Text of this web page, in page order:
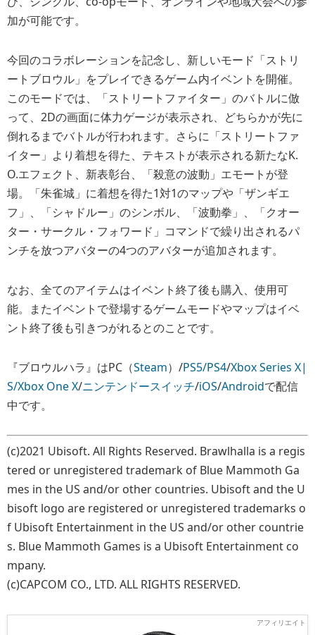
加が可能です。
今回のコラボレーションを記念し、新しいモード「ストリ
ートブロウル」をプレイできるゲーム内イベントを開催。
このモードでは、「ストリートファイター」のバトルに倣
って、2Dの画面に体力ゲージが表示され、どちらかが先に
倒れるまでバトルが行われます。さらに「ストリートファ
イター」より着想を得た、テキストが表示される新たなK.
O.エフェクト、新表彰台、「殺意の波動」エモートが登
場。「朱雀城」に着想を得た1対1のマップや「ザンギエ
フ」、「シャドルー」のシンボル、「波動拳」、「クオー
ター・サークル・フォワード」コマンドで繰り出されるパ
ンチを放つアバターの4つのアバターが追加されます。
なお、全てのアイテムはイベント終了後も購入、使用可
能。またイベントで登場するゲームモードやマップはイベ
ント終了後も引きつがれるとのことです。
『ブロウルハラ』はPC（Steam）/PS5/PS4/Xbox Series X|
S/Xbox One X/ニンテンドースイッチ/iOS/Androidで配信
中です。
(c)2021 Ubisoft. All Rights Reserved. Brawlhalla is a regis
tered or unregistered trademark of Blue Mammoth Ga
mes in the US and/or other countries. Ubisoft and the U
bisoft logo are registered or unregistered trademarks o
f Ubisoft Entertainment in the US and/or other countrie
s. Blue Mammoth Games is a Ubisoft Entertainment co
mpany.
(c)CAPCOM CO., LTD. ALL RIGHTS RESERVED.